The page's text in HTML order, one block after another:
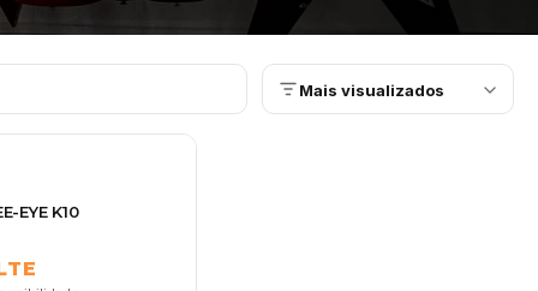
Mais visualizados
EYE K10